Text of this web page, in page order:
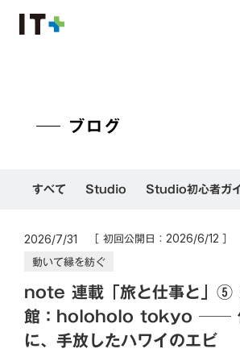
ブログ
すべて Studio Studio初心者ガ
2026/7/31 ［ 初回公開日： 2026/6/12 ］
動いて縁を紡ぐ
note 連載「旅と仕事と」⑤
館：holoholo tokyo ──
に、手放したハワイのエビ